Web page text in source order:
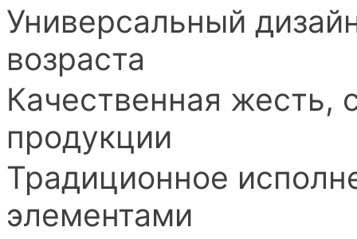
Универсальный
возраста
Качественная жесть,
продукции
Традиционное
элементами